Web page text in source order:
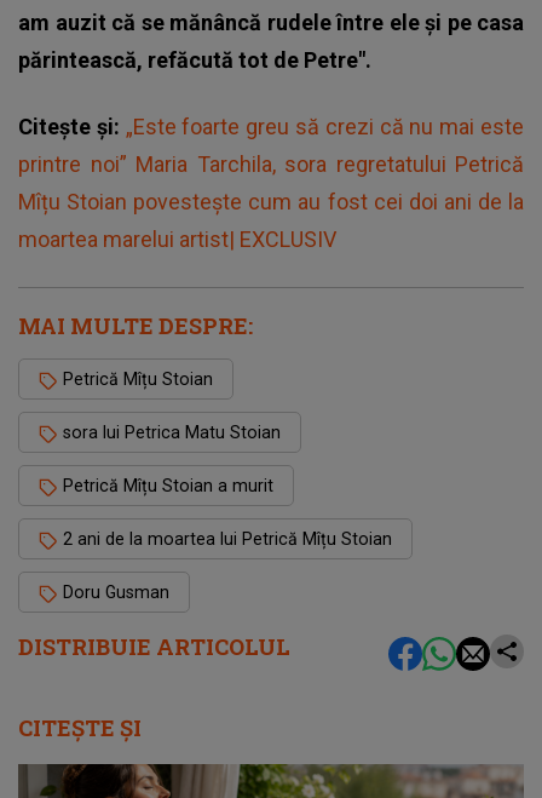
DISTRIBUIE ARTICOLUL
am auzit că se mănâncă rudele între ele și pe casa
părintească, refăcută tot de Petre".
Citește și: „Este foarte greu să crezi că nu mai este
printre noi” Maria Tarchila, sora regretatului Petrică
Mîțu Stoian povestește cum au fost cei doi ani de la
moartea marelui artist| EXCLUSIV
MAI MULTE DESPRE:
Petrică Mîțu Stoian
sora lui Petrica Matu Stoian
Petrică Mîțu Stoian a murit
2 ani de la moartea lui Petrică Mîțu Stoian
Doru Gusman
CITEȘTE ȘI